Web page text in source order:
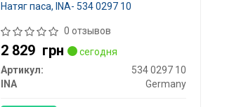
Натяг паса, INA- 534 0297 10
0 отзывов
2 829 грн
сегодня
Артикул:
534 0297 10
INA
Germany